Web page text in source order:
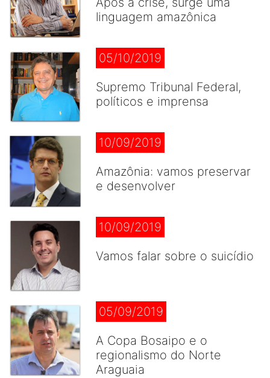
linguagem amazônica
05/10/2019
Supremo Tribunal Federal,
políticos e imprensa
10/09/2019
Amazônia: vamos preservar
e desenvolver
10/09/2019
Vamos falar sobre o suicídio
05/09/2019
A Copa Bosaipo e o
regionalismo do Norte
Araguaia